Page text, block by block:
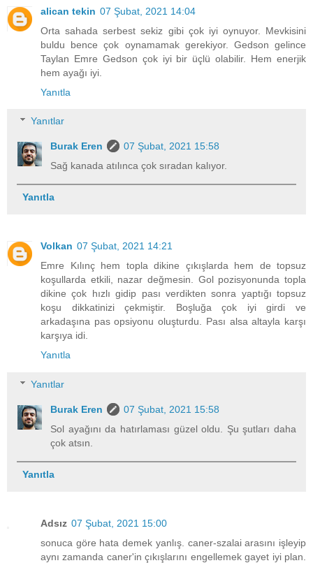
alican tekin 07 Şubat, 2021 14:04
Orta sahada serbest sekiz gibi çok iyi oynuyor. Mevkisini
buldu bence çok oynamamak gerekiyor. Gedson gelince
Taylan Emre Gedson çok iyi bir üçlü olabilir. Hem enerjik
hem ayağı iyi.
Yanıtla
Yanıtlar
Burak Eren
07 Şubat, 2021 15:58
Sağ kanada atılınca çok sıradan kalıyor.
Yanıtla
Volkan 07 Şubat, 2021 14:21
Emre Kılınç hem topla dikine çıkışlarda hem de topsuz
koşullarda etkili, nazar değmesin. Gol pozisyonunda topla
dikine çok hızlı gidip pası verdikten sonra yaptığı topsuz
koşu dikkatinizi çekmiştir. Boşluğa çok iyi girdi ve
arkadaşına pas opsiyonu oluşturdu. Pası alsa altayla karşı
karşıya idi.
Yanıtla
Yanıtlar
Burak Eren
07 Şubat, 2021 15:58
Sol ayağını da hatırlaması güzel oldu. Şu şutları daha
çok atsın.
Yanıtla
Adsız 07 Şubat, 2021 15:00
sonuca göre hata demek yanlış. caner-szalai arasını işleyip
aynı zamanda caner'in çıkışlarını engellemek gayet iyi plan.